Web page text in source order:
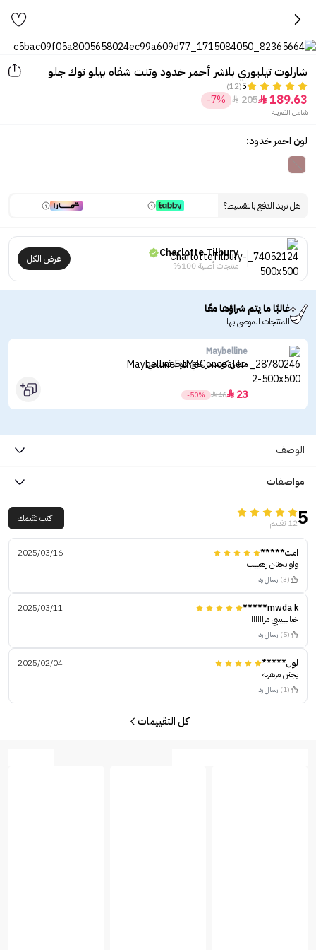
شارلوت تيلبوري بلاشر أحمر خدود وتنت شفاه بيلو توك جلو
5
(12)
189.63

205

-7%
شامل الضريبة
لون احمر خدود:
هل تريد الدفع بالتقسيط؟
Charlotte Tilbury
منتجات أصلية 100%
عرض الكل
غالبًا ما يتم شراؤها معًا
المنتجات الموصى بها
Maybelline
ميبلين كونسيلر خافي عيوب فيت مي
23

46

-50%
الوصف
مواصفات
512 تقييم اكتب تقيمك
امت*****
2025/03/16
واو يجننن رهيييب
(3) ارسال رد
mwda k*****
2025/03/11
خياليييييي مراااااا
(5) ارسال رد
لول*****
2025/02/04
يجنن مرههه
(1) ارسال رد
كل التقييمات